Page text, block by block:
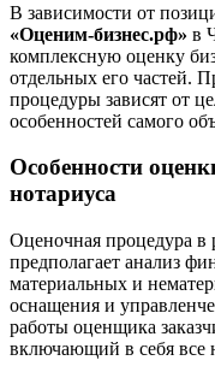
В зависимости от
«Оценим-бизнес.рф» в
комплексную оценку
отдельных его частей.
процедуры зависят от
особенностей самого
Особенности
нотариуса
Оценочная процедура в
предполагает анализ
материальных и
оснащения и
работы оценщика
включающий в себя все
Буйнакск
Бутурлиновка
Валдай
Валуйки
Великие Луки
Великий Новгород
Верещагино
Верхний Уфалей
Верхняя Пышма
Верхняя Салда
Видное